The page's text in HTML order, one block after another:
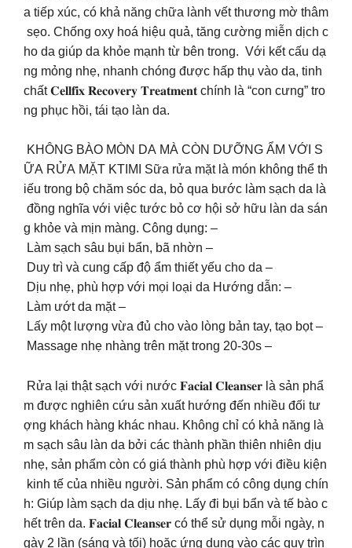
a tiếp xúc, có khả năng chữa lành vết thương mờ thâm
sẹo. Chống oxy hoá hiệu quả, tăng cường miễn dịch c
ho da giúp da khỏe mạnh từ bên trong. Với kết cấu dạ
ng mỏng nhẹ, nhanh chóng được hấp thụ vào da, tinh
chất 𝐂𝐞𝐥𝐥𝐟𝐢𝐱 𝐑𝐞𝐜𝐨𝐯𝐞𝐫𝐲 𝐓𝐫𝐞𝐚𝐭𝐦𝐞𝐧𝐭 chính là “con cưng” tro
ng phục hồi, tái tạo làn da.
KHÔNG BÀO MÒN DA MÀ CÒN DƯỠNG ẨM VỚI S
ỮA RỬA MẶT KTIMI Sữa rửa mặt là món không thể th
iếu trong bộ chăm sóc da, bỏ qua bước làm sạch da là
đồng nghĩa với việc tước bỏ cơ hội sở hữu làn da sán
g khỏe và mịn màng. Công dụng: –
Làm sạch sâu bụi bẩn, bã nhờn –
Duy trì và cung cấp độ ẩm thiết yếu cho da –
Dịu nhẹ, phù hợp với mọi loại da Hướng dẫn: –
Làm ướt da mặt –
Lấy một lượng vừa đủ cho vào lòng bản tay, tạo bọt –
Massage nhẹ nhàng trên mặt trong 20-30s –
Rửa lại thật sạch với nước 𝐅𝐚𝐜𝐢𝐚𝐥 𝐂𝐥𝐞𝐚𝐧𝐬𝐞𝐫 là sản phẩ
m được nghiên cứu sản xuất hướng đến nhiều đối tư
ợng khách hàng khác nhau. Không chỉ có khả năng là
m sạch sâu làn da bởi các thành phần thiên nhiên dịu
nhẹ, sản phẩm còn có giá thành phù hợp với điều kiện
kinh tế của nhiều người. Sản phẩm có công dụng chín
h: Giúp làm sạch da dịu nhẹ. Lấy đi bụi bẩn và tế bào c
hết trên da. 𝐅𝐚𝐜𝐢𝐚𝐥 𝐂𝐥𝐞𝐚𝐧𝐬𝐞𝐫 có thể sử dụng mỗi ngày, n
gày 2 lần (sáng và tối) hoặc ứng dụng vào các quy trìn